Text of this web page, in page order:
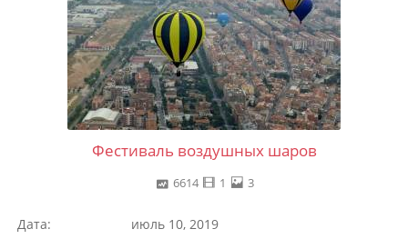
Фестиваль воздушных шаров
6614 1 3
Дата:
июль 10, 2019